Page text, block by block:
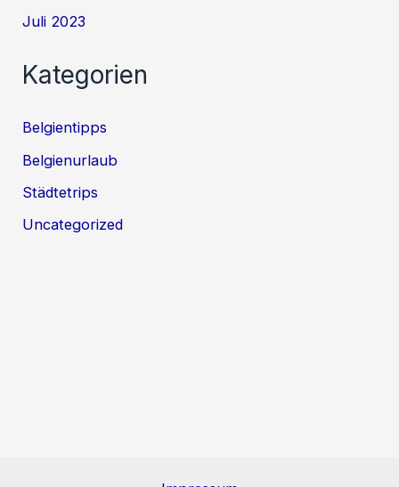
Juli 2023
Kategorien
Belgientipps
Belgienurlaub
Städtetrips
Uncategorized